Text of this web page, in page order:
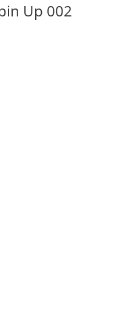
Up 002